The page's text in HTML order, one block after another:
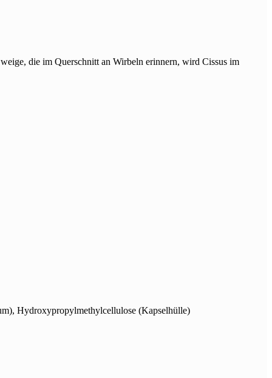
die im Querschnitt an Wirbeln erinnern, wird Cissus im
Hydroxypropylmethylcellulose (Kapselhülle)